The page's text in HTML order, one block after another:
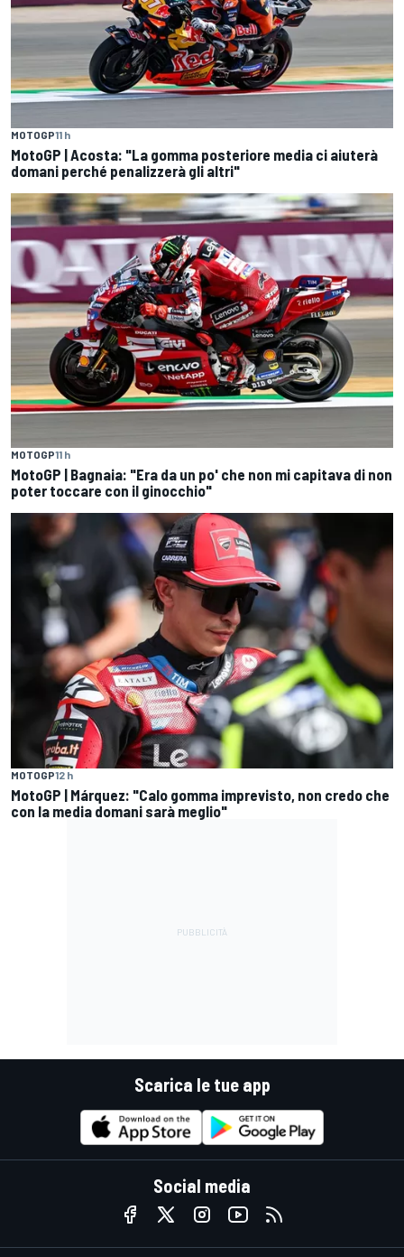
MOTOGP11 h
MotoGP | Acosta: "La gomma posteriore media ci aiuterà
domani perché penalizzerà gli altri"
MOTOGP11 h
MotoGP | Bagnaia: "Era da un po' che non mi capitava di non
poter toccare con il ginocchio"
MOTOGP12 h
MotoGP | Márquez: "Calo gomma imprevisto, non credo che
con la media domani sarà meglio"
Scarica le tue app
Social media